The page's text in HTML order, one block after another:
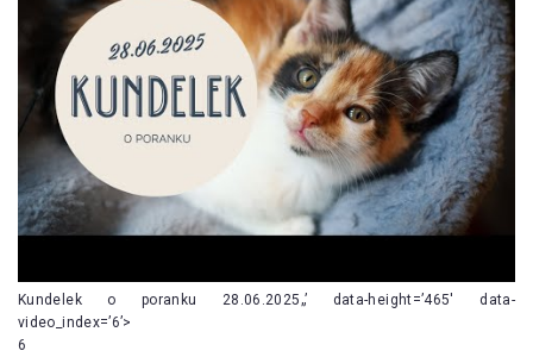
Kundelek o poranku 28.06.2025„’ data-height=’465′ data-
video_index=’6’>
6